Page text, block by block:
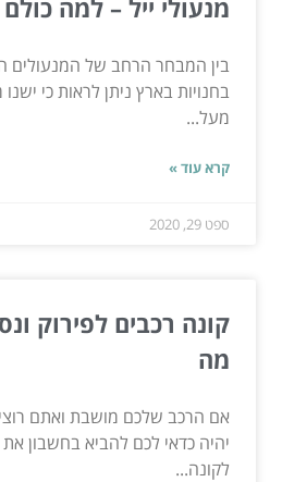
מנעולי ייל – למה
בין המבחר הרחב של המנעולים
בחנויות בארץ ניתן לראות כי
מעל...
קרא עוד »
ספט 29, 2020
קונה רכבים לפירוק
מה
אם הרכב שלכם מושבת ואתם
יהיה כדאי לכם להביא בחשבון
לקונה...